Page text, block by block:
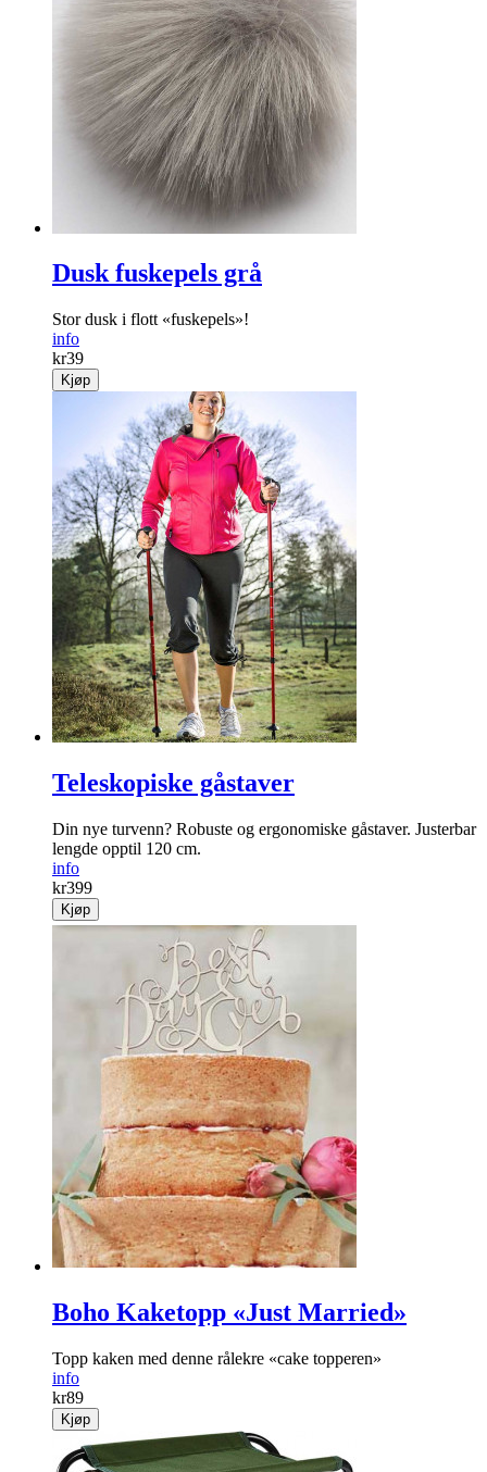
Dusk fuskepels grå
Stor dusk i flott «fuskepels»!
info
kr39
Kjøp
Teleskopiske gåstaver
Din nye turvenn? Robuste og ergonomiske gåstaver. Justerbar
lengde opptil 120 cm.
info
kr399
Kjøp
Boho Kaketopp «Just Married»
Topp kaken med denne rålekre «cake topperen»
info
kr89
Kjøp